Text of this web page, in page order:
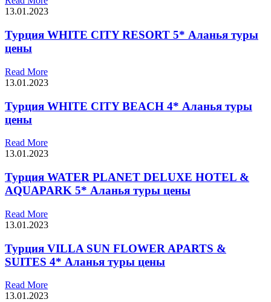
13.01.2023
Турция WHITE CITY RESORT 5* Аланья туры
цены
Read More
13.01.2023
Турция WHITE CITY BEACH 4* Аланья туры
цены
Read More
13.01.2023
Турция WATER PLANET DELUXE HOTEL &
AQUAPARK 5* Аланья туры цены
Read More
13.01.2023
Турция VILLA SUN FLOWER APARTS &
SUITES 4* Аланья туры цены
Read More
13.01.2023